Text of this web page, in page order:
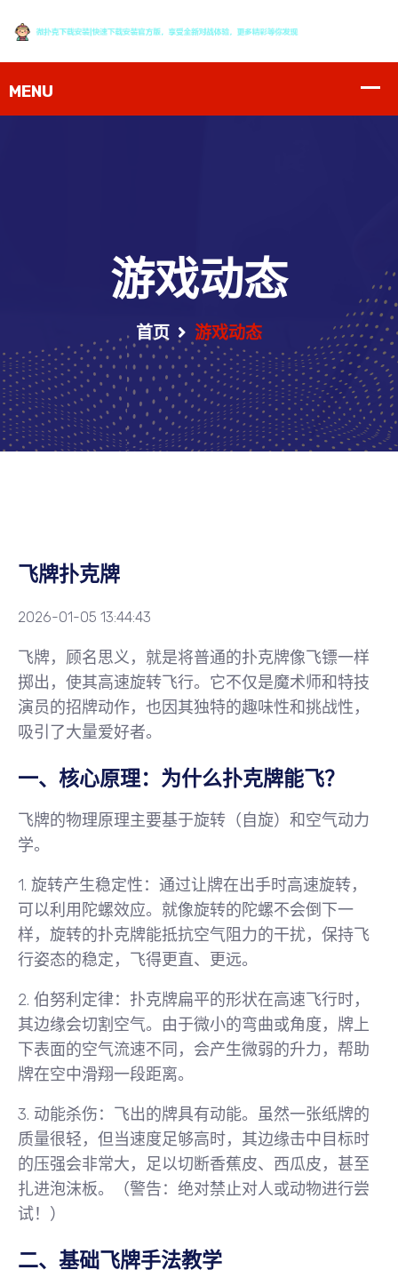
游戏动态
首页 游戏动态
飞牌扑克牌
2026-01-05 13:44:43
飞牌，顾名思义，就是将普通的扑克牌像飞镖一样
掷出，使其高速旋转飞行。它不仅是魔术师和特技
演员的招牌动作，也因其独特的趣味性和挑战性，
吸引了大量爱好者。
一、核心原理：为什么扑克牌能飞？
飞牌的物理原理主要基于旋转（自旋） 和空气动力
学。
1. 旋转产生稳定性：通过让牌在出手时高速旋转，
可以利用 陀螺效应。就像旋转的陀螺不会倒下一
样，旋转的扑克牌能抵抗空气阻力的干扰，保持飞
行姿态的稳定，飞得更直、更远。
2. 伯努利定律：扑克牌扁平的形状在高速飞行时，
其边缘会切割空气。由于微小的弯曲或角度，牌上
下表面的空气流速不同，会产生微弱的升力，帮助
牌在空中滑翔一段距离。
3. 动能杀伤：飞出的牌具有动能。虽然一张纸牌的
质量很轻，但当速度足够高时，其边缘击中目标时
的压强会非常大，足以切断香蕉皮、西瓜皮，甚至
扎进泡沫板。
（警告：绝对禁止对人或动物进行尝
试！）
二、基础飞牌手法教学